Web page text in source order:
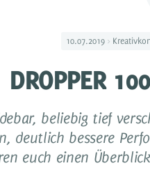
10.07.2019
DROPPER
beliebig tief
deutlich bessere
euch einen